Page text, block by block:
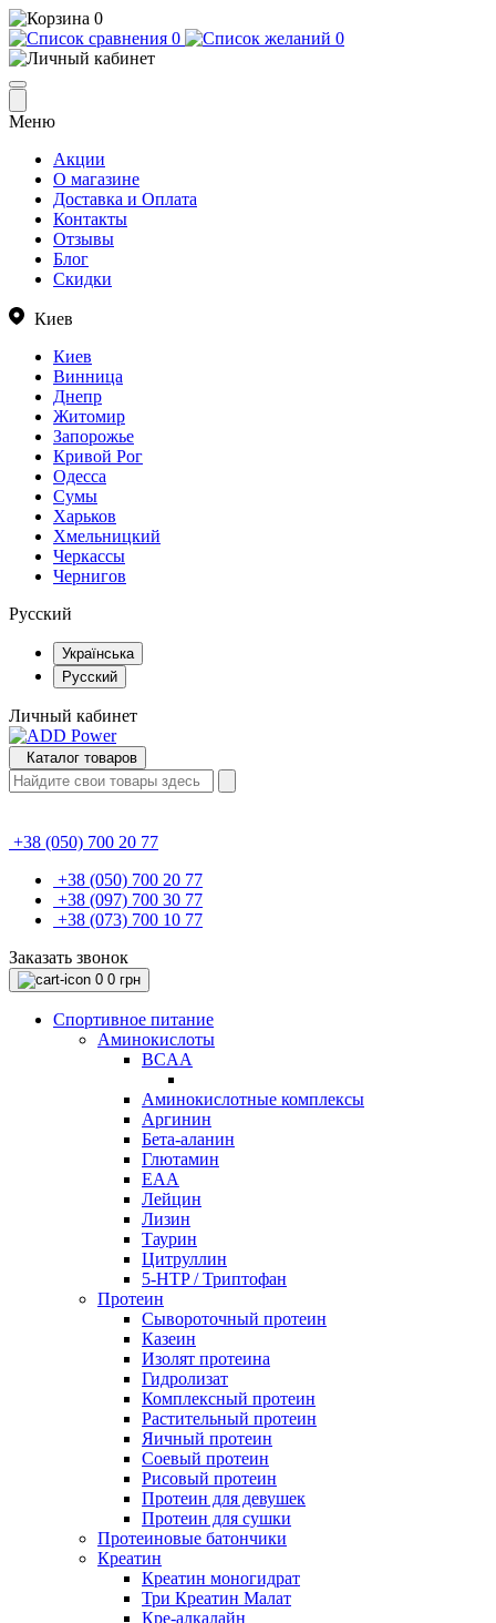
0
0
0
Меню
Акции
О магазине
Доставка и Оплата
Контакты
Отзывы
Блог
Скидки
Киев
Киев
Винница
Днепр
Житомир
Запорожье
Кривой Рог
Одесса
Сумы
Харьков
Хмельницкий
Черкассы
Чернигов
Русский
Українська
Русский
Личный кабинет
Каталог товаров
+38 (050) 700 20 77
+38 (050) 700 20 77
+38 (097) 700 30 77
+38 (073) 700 10 77
Заказать звонок
0 0 грн
Спортивное питание
Аминокислоты
BCAA
Аминокислотные комплексы
Аргинин
Бета-аланин
Глютамин
EAA
Лейцин
Лизин
Таурин
Цитруллин
5-HTP / Триптофан
Протеин
Сывороточный протеин
Казеин
Изолят протеина
Гидролизат
Комплексный протеин
Растительный протеин
Яичный протеин
Соевый протеин
Рисовый протеин
Протеин для девушек
Протеин для сушки
Протеиновые батончики
Креатин
Креатин моногидрат
Три Креатин Малат
Кре-алкалайн